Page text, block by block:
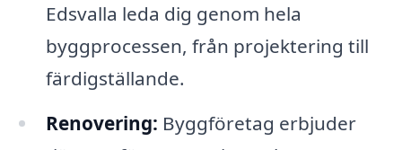
Edsvalla leda dig genom hela
byggprocessen, från projektering till
färdigställande.
Renovering: Byggföretag erbjuder